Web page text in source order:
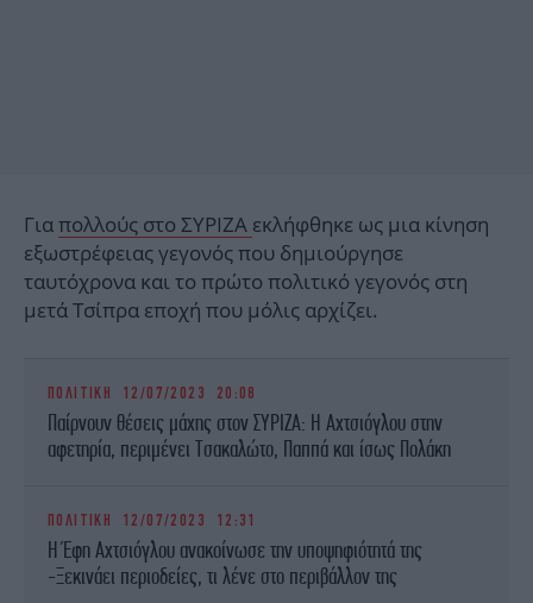
Γιαπολλούς στο ΣΥΡΙΖΑ εκλήφθηκε ως μια κίνηση
εξωστρέφειας γεγονός που δημιούργησε
ταυτόχρονα και το πρώτο πολιτικό γεγονός στη
μετά Τσίπρα εποχή που μόλις αρχίζει.
ΠΟΛΙΤΙΚΗ 12/07/2023 20:08
Παίρνουν θέσεις μάχης στον ΣΥΡΙΖΑ: Η Αχτσιόγλου στην
αφετηρία, περιμένει Τσακαλώτο, Παππά και ίσως Πολάκη
ΠΟΛΙΤΙΚΗ 12/07/2023 12:31
Η Έφη Αχτσιόγλου ανακοίνωσε την υποψηφιότητά της
-Ξεκινάει περιοδείες, τι λένε στο περιβάλλον της